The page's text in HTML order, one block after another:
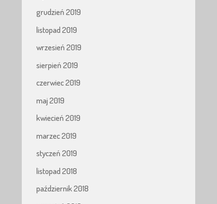
grudzień 2019
listopad 2019
wrzesień 2019
sierpień 2019
czerwiec 2019
maj 2019
kwiecień 2019
marzec 2019
styczeń 2019
listopad 2018
październik 2018